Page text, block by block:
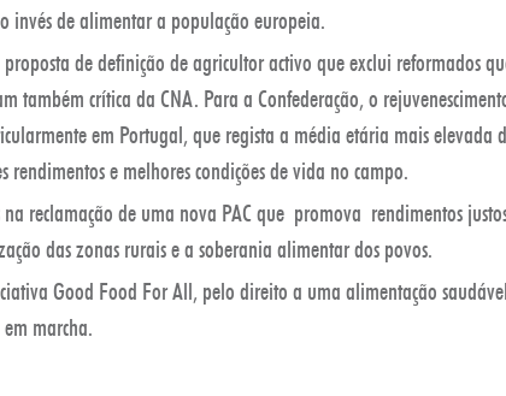
invés de alimentar a população europeia.
de definição de agricultor activo que exclui reformados
também crítica da CNA. Para a Confederação, o
em Portugal, que regista a média etária mais elevada
e melhores condições de vida no campo.
reclamação de uma nova PAC que promova rendimentos
das zonas rurais e a soberania alimentar dos povos.
Good Food For All, pelo direito a uma alimentação
marcha.